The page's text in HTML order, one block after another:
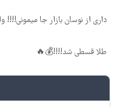
داری از نوسان بازار جا میمونی!!!!
طلا قسطی شد!!!!💰🔥